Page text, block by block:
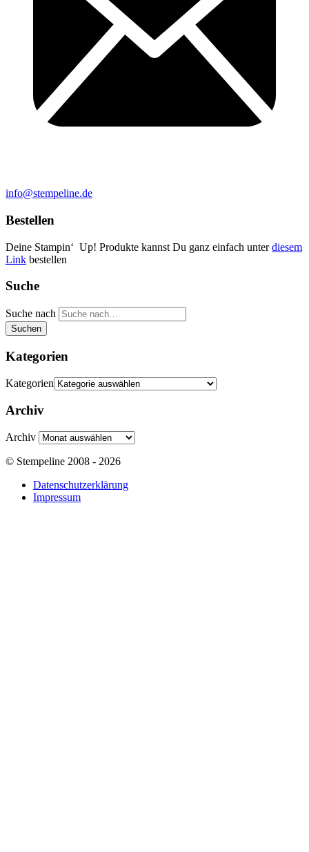
info@stempeline.de
Bestellen
Deine Stampin‘ Up! Produkte kannst Du ganz einfach unterdiesem
Link bestellen
Suche
Suche nach
Suchen
Kategorien
Kategorien
Archiv
Archiv
© Stempeline 2008 - 2026
Datenschutzerklärung
Impressum